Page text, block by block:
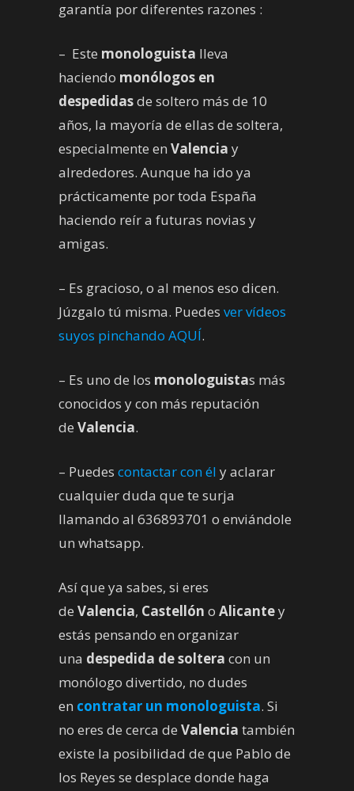
garantía por diferentes razones :
– Este monologuista lleva
haciendo monólogos en
despedidasde soltero más de 10
años, la mayoría de ellas de soltera,
especialmente en Valencia y
alrededores. Aunque ha ido ya
prácticamente por toda España
haciendo reír a futuras novias y
amigas.
– Es gracioso, o al menos eso dicen.
Júzgalo tú misma. Puedes ver vídeos
suyos pinchando AQUÍ.
– Es uno de los monologuistas más
conocidos y con más reputación
de Valencia.
– Puedes contactar con él y aclarar
cualquier duda que te surja
llamando al 636893701 o enviándole
un whatsapp.
Así que ya sabes, si eres
de Valencia, Castellón o Alicantey
estás pensando en organizar
una despedida de soltera con un
monólogo divertido, no dudes
en contratar un monologuista. Si
no eres de cerca de Valencia también
existe la posibilidad de que Pablo de
los Reyes se desplace donde haga